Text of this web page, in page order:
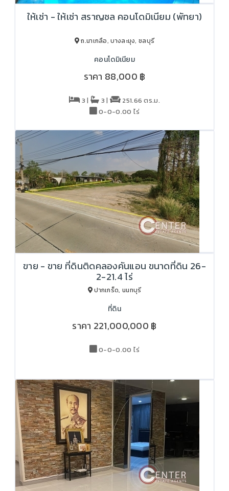
ให้เช่า - ให้เช่า สราญชล คอนโดมิเนียม (พัทยา)
ถ.นาเกลือ, บางละมุง, ชลบุรี
คอนโดมิเนียม
ราคา 88,000 ฿
3 | 3 |
251.66 ตร.ม.
0-0-0.00 ไร่
ขาย - ขาย ที่ดินติดคลองคันแอน ขนาดที่ดิน 26-
2-21.4 ไร่
ปากเกร็ด, นนทบุรี
ที่ดิน
ราคา 221,000,000 ฿
0-0-0.00 ไร่